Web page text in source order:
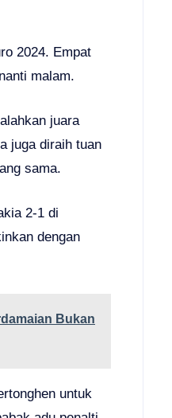
2024. Empat
malam.
juara
juga diraih tuan
sama.
2-1 di
dengan
Bukan
untuk